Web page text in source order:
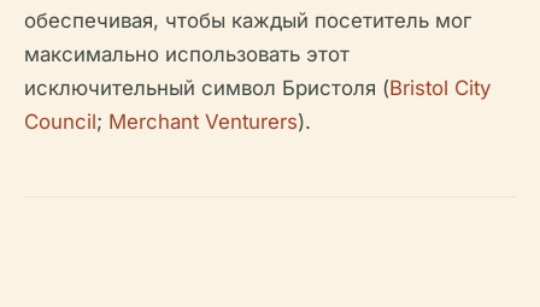
обеспечивая, чтобы каждый посетитель мог
максимально использовать этот
исключительный символ Бристоля (Bristol City
Council; Merchant Venturers).